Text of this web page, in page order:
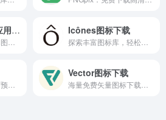
生成所有尺寸的应用图标/启动图 Icônes图标下载
Vector图标下载